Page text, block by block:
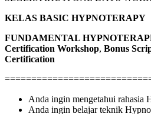
KELAS BASIC HYPNOTERAPY
FUNDAMENTAL
Certification Workshop, Bonus
Certification
Anda ingin mengetahui rahasia
Anda ingin belajar teknik